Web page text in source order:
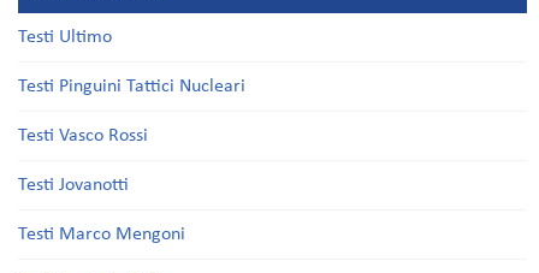
Testi Ultimo
Testi Pinguini Tattici Nucleari
Testi Vasco Rossi
Testi Jovanotti
Testi Marco Mengoni